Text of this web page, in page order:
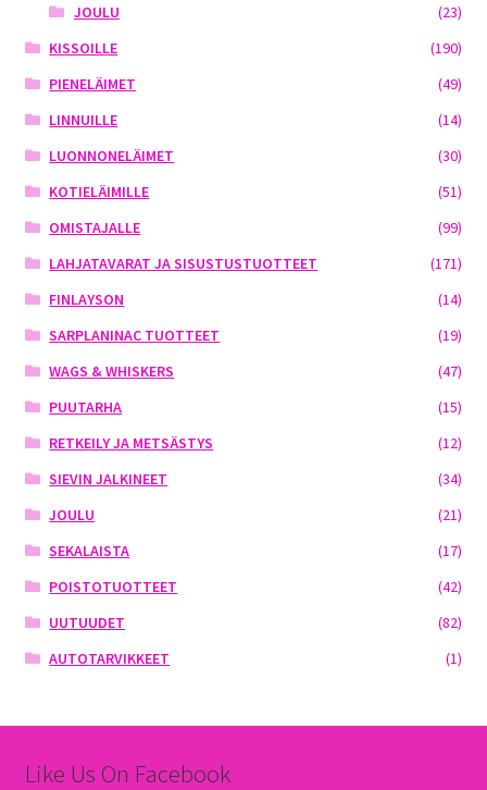
JOULU
(23)
KISSOILLE
(190)
PIENELÄIMET
(49)
LINNUILLE
(14)
LUONNONELÄIMET
(30)
KOTIELÄIMILLE
(51)
OMISTAJALLE
(99)
LAHJATAVARAT JA SISUSTUSTUOTTEET
(171)
FINLAYSON
(14)
SARPLANINAC TUOTTEET
(19)
WAGS & WHISKERS
(47)
PUUTARHA
(15)
RETKEILY JA METSÄSTYS
(12)
SIEVIN JALKINEET
(34)
JOULU
(21)
SEKALAISTA
(17)
POISTOTUOTTEET
(42)
UUTUUDET
(82)
AUTOTARVIKKEET
(1)
Like Us On Facebook